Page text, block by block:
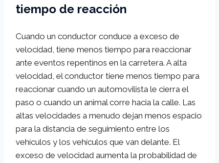
tiempo de reacción
Cuando un conductor conduce a exceso de
velocidad, tiene menos tiempo para reaccionar
ante eventos repentinos en la carretera. A alta
velocidad, el conductor tiene menos tiempo para
reaccionar cuando un automovilista le cierra el
paso o cuando un animal corre hacia la calle. Las
altas velocidades a menudo dejan menos espacio
para la distancia de seguimiento entre los
vehículos y los vehículos que van delante. El
exceso de velocidad aumenta la probabilidad de